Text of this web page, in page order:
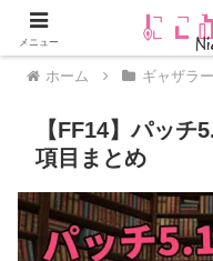
ホーム ギャザラ
【FF14】パッチ
項目まとめ
メニュー